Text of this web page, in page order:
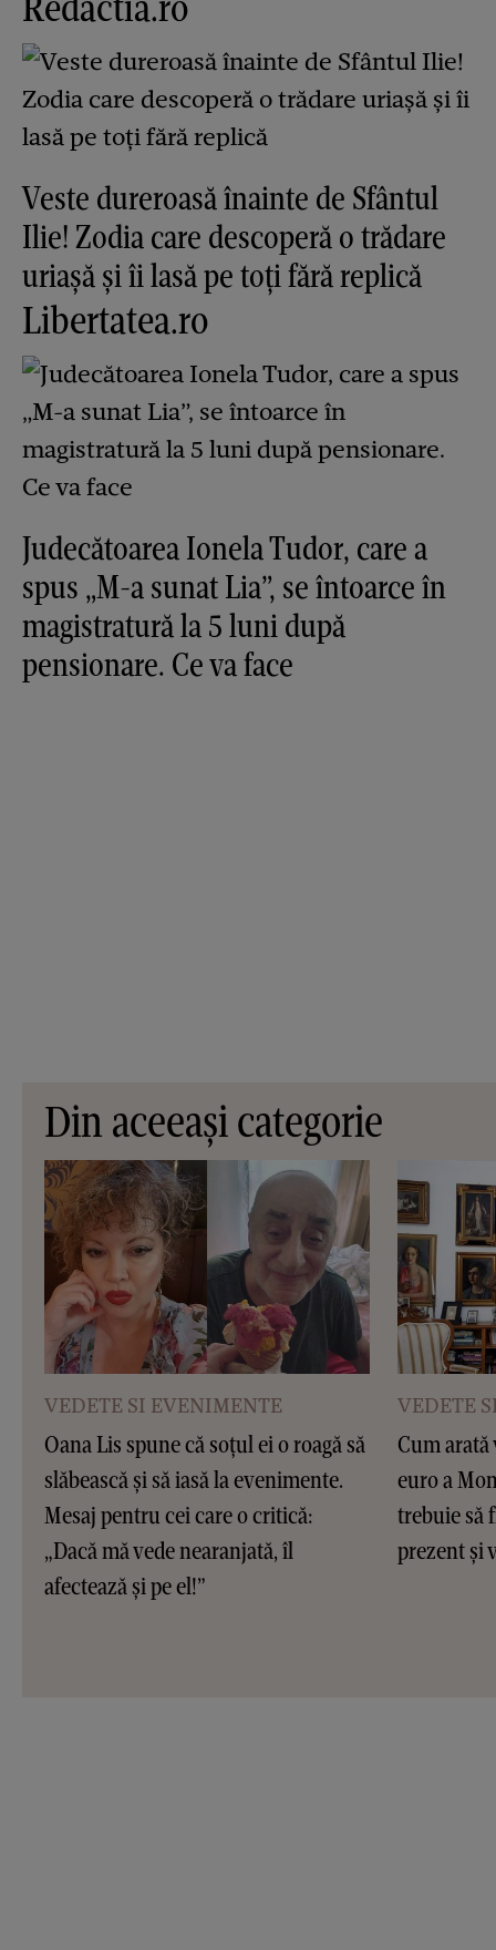
Veste dureroasă înainte de Sfântul
Ilie! Zodia care descoperă o trădare
uriașă și îi lasă pe toți fără replică
Libertatea.ro
Judecătoarea Ionela Tudor, care a
spus „M-a sunat Lia”, se întoarce în
magistratură la 5 luni după
pensionare. Ce va face
Din aceeași categorie
VEDETE SI EVENIMENTE
Oana Lis spune că soțul ei o roagă să
slăbească și să iasă la evenimente.
Mesaj pentru cei care o critică:
„Dacă mă vede nearanjată, îl
afectează și pe el!”
VEDETE
Cum arată
euro a
trebuie să
prezent și